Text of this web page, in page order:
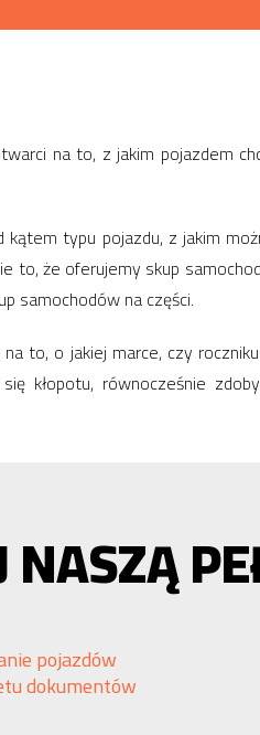
na to, z jakim pojazdem
typu pojazdu, z jakim
to, że oferujemy skup
samochodów na części.
to, o jakiej marce, czy
kłopotu, równocześnie
NASZĄ
pojazdów
dokumentów